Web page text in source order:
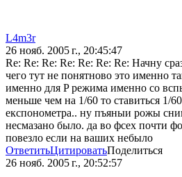
L4m3r
26 нояб. 2005 г., 20:45:47
Re: Re: Re: Re: Re: Re: Re: Начну
чего тут не понятново это
именно для P режима именно со
меньше чем на 1/60 то ставиться 1/
експонометра.. ну пъяныи рожы
несмазано было. да во фсех почти
повезло если на ваших небыло
ОтветитьЦитироватьПоделиться
26 нояб. 2005 г., 20:52:57